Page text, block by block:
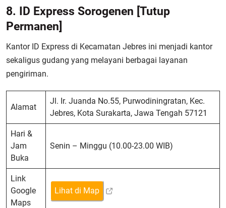
8. ID Express Sorogenen [Tutup
Permanen]
Kantor ID Express di Kecamatan Jebres ini menjadi kantor
sekaligus gudang yang melayani berbagai layanan
pengiriman.
Alamat
Jl. Ir. Juanda No.55, Purwodiningratan, Kec.
Jebres, Kota Surakarta, Jawa Tengah 57121
Hari &
Jam
Buka
Senin – Minggu (10.00-23.00 WIB)
Link
Google
Maps
Lihat di Map